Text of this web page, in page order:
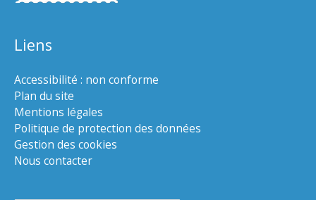
Liens
Accessibilité : non conforme
Plan du site
Mentions légales
Politique de protection des données
Gestion des cookies
Nous contacter